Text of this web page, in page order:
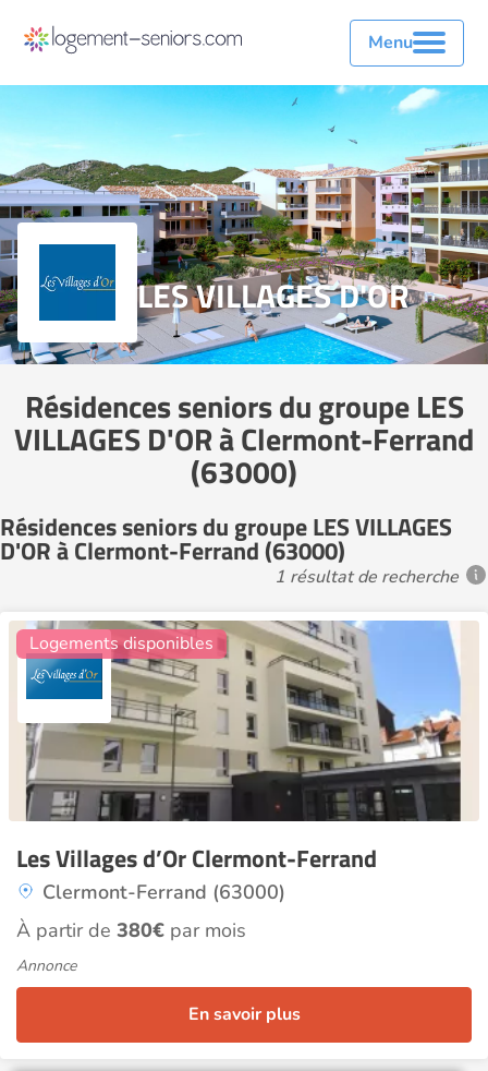
Menu
LES VILLAGES D'OR
Résidences seniors du groupe LES
VILLAGES D'OR à Clermont-Ferrand
(63000)
Résidences seniors du groupe LES VILLAGES
D'OR à Clermont-Ferrand (63000)
1 résultat de recherche
Les Villages d’Or Clermont-Ferrand
Clermont-Ferrand (63000)
Logements disponibles
À partir de 380€ par mois
Annonce
En savoir plus